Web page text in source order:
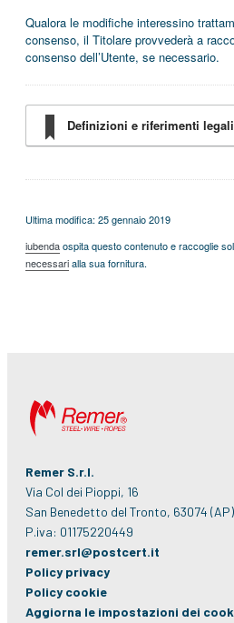
Qualora le modifiche interessino
consenso, il Titolare provvederà a
consenso dell’Utente, se necessario.
Definizioni e riferimenti legali
Ultima modifica: 25 gennaio 2019
iubendaospita questo contenuto e raccoglie
necessarialla sua fornitura.
Remer S.r.l.
Via Col dei Pioppi, 16
San Benedetto del Tronto, 63074 (AP)
P.iva: 01175220449
remer.srl@postcert.it
Policy privacy
Policy cookie
Aggiorna le impostazioni dei